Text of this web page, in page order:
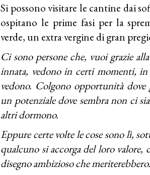
Si possono visitare le cantine dai
ospitano le prime fasi per la
verde, un extra vergine di gran
Ci sono persone che, vuoi grazie
innata, vedono in certi momenti,
vedono. Colgono opportunità
un potenziale dove sembra non ci
altri dormono.
Eppure certe volte le cose sono lì,
qualcuno si accorga del loro valore,
disegno ambizioso che meriterebbero.